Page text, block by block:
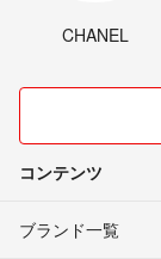
CHANEL
コンテンツ
ブランド一覧